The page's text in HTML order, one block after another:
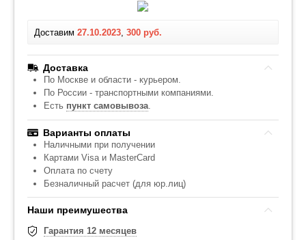
Доставим 27.10.2023, 300 руб.
Доставка
По Москве и области - курьером.
По России - транспортными компаниями.
Есть пункт самовывоза.
Варианты оплаты
Наличными при получении
Картами Visa и MasterCard
Оплата по счету
Безналичный расчет (для юр.лиц)
Наши преимушества
Гарантия 12 месяцев